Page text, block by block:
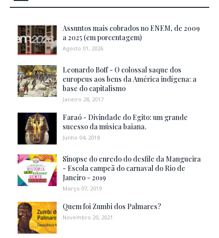
Assuntos mais cobrados no ENEM, de 2009
a 2025 (em porcentagem)
Agosto 01, 2026
Leonardo Boff - O colossal saque dos
europeus aos bens da América indígena: a
base do capitalismo
Janeiro 28, 2017
Faraó - Divindade do Egito: um grande
sucesso da música baiana.
Junho 04, 2018
Sinopse do enredo do desfile da Mangueira
- Escola campeã do carnaval do Rio de
Janeiro - 2019
Março 07, 2019
Quem foi Zumbi dos Palmares?
Novembro 20, 2021